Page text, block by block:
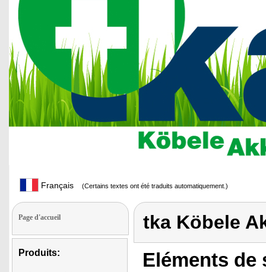
Français (Certains textes ont été traduits automatiquement.)
Page d'accueil
Produits:
tka Köbele
Eléments